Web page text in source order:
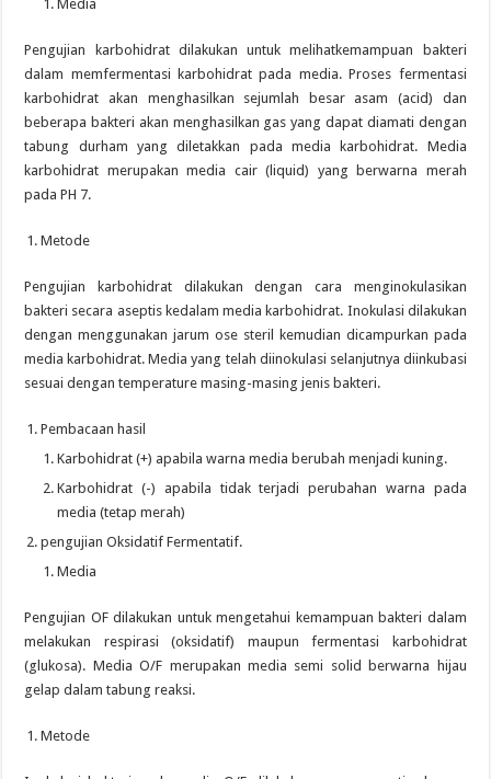
Media
Pengujian karbohidrat dilakukan untuk melihatkemampuan bakteri
dalam memfermentasi karbohidrat pada media. Proses fermentasi
karbohidrat akan menghasilkan sejumlah besar asam (acid) dan
beberapa bakteri akan menghasilkan gas yang dapat diamati dengan
tabung durham yang diletakkan pada media karbohidrat. Media
karbohidrat merupakan media cair (liquid) yang berwarna merah
pada PH 7.
Metode
Pengujian karbohidrat dilakukan dengan cara menginokulasikan
bakteri secara aseptis kedalam media karbohidrat. Inokulasi dilakukan
dengan menggunakan jarum ose steril kemudian dicampurkan pada
media karbohidrat. Media yang telah diinokulasi selanjutnya diinkubasi
sesuai dengan temperature masing-masing jenis bakteri.
Pembacaan hasil
Karbohidrat (+) apabila warna media berubah menjadi kuning.
Karbohidrat (-) apabila tidak terjadi perubahan warna pada
media (tetap merah)
pengujian Oksidatif Fermentatif.
Media
Pengujian OF dilakukan untuk mengetahui kemampuan bakteri dalam
melakukan respirasi (oksidatif) maupun fermentasi karbohidrat
(glukosa). Media O/F merupakan media semi solid berwarna hijau
gelap dalam tabung reaksi.
Metode